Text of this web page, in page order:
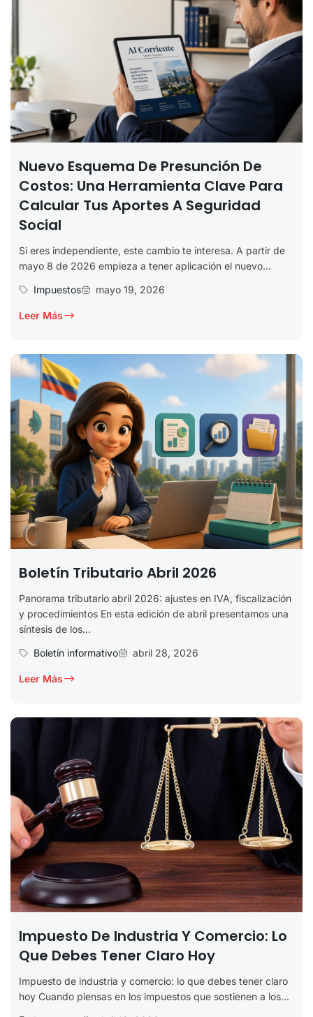
Nuevo Esquema De Presunción De
Costos: Una Herramienta Clave Para
Calcular Tus Aportes A Seguridad
Social
Si eres independiente, este cambio te interesa. A partir de
mayo 8 de 2026 empieza a tener aplicación el nuevo...
Impuestos
mayo 19, 2026
Leer Más
Boletín Tributario Abril 2026
Panorama tributario abril 2026: ajustes en IVA, fiscalización
y procedimientos En esta edición de abril presentamos una
síntesis de los...
Boletín informativo
abril 28, 2026
Leer Más
Impuesto De Industria Y Comercio: Lo
Que Debes Tener Claro Hoy
Impuesto de industria y comercio: lo que debes tener claro
hoy Cuando piensas en los impuestos que sostienen a los...